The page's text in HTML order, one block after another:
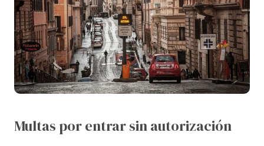
Multas por entrar sin autorización